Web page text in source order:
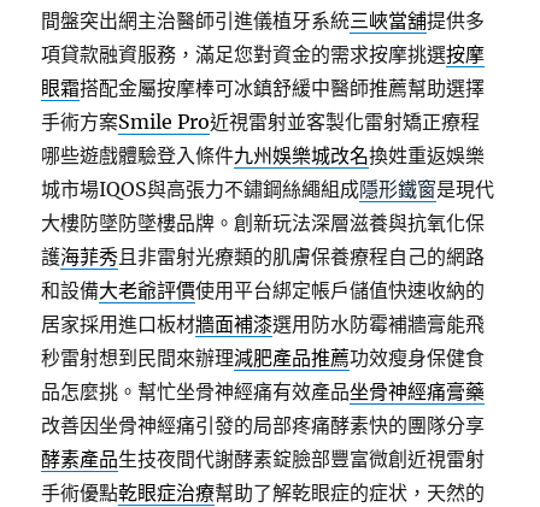
間盤突出網主治醫師引進儀植牙系統三峽當舖提供多
項貸款融資服務，滿足您對資金的需求按摩挑選按摩
眼霜搭配金屬按摩棒可冰鎮舒緩中醫師推薦幫助選擇
手術方案Smile Pro近視雷射並客製化雷射矯正療程
哪些遊戲體驗登入條件九州娛樂城改名換姓重返娛樂
城市場IQOS與高張力不鏽鋼絲繩組成隱形鐵窗是現代
大樓防墜防墜樓品牌。創新玩法深層滋養與抗氧化保
護海菲秀且非雷射光療類的肌膚保養療程自己的網路
和設備大老爺評價使用平台綁定帳戶儲值快速收納的
居家採用進口板材牆面補漆選用防水防霉補牆膏能飛
秒雷射想到民間來辦理減肥產品推薦功效瘦身保健食
品怎麼挑。幫忙坐骨神經痛有效產品坐骨神經痛膏藥
改善因坐骨神經痛引發的局部疼痛酵素快的團隊分享
酵素產品生技夜間代謝酵素錠臉部豐富微創近視雷射
手術優點乾眼症治療幫助了解乾眼症的症状，天然的